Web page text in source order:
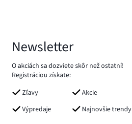
Newsletter
O akciách sa dozviete skôr než ostatní!
Registráciou získate:
Zľavy
Akcie
Výpredaje
Najnovšie trendy